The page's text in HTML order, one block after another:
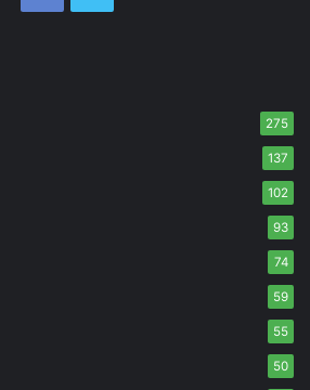
275
137
102
93
74
59
55
50